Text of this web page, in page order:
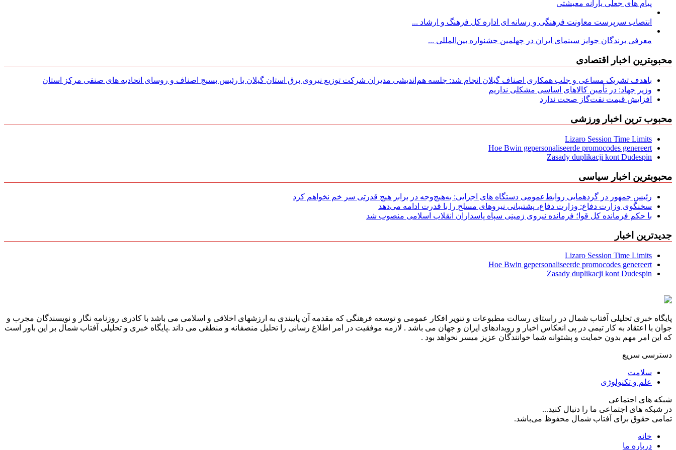
پیام های جعلی یارانه معیشتی
انتصاب سرپرست معاونت فرهنگی و رسانه ای اداره کل فرهنگ و ارشاد ...
معرفی برندگان جوایز سینمای ایران در چهلمین جشنواره بین‌المللی ...
محبوبترین اخبار اقتصادی
باهدف تشریک مساعی و جلب همکاری اصناف گیلان انجام شد: جلسه هم‌اندیشی مدیران شركت توزیع نیروی برق استان گیلان با رئیس بسیج اصناف و روسای اتحادیه های صنفی مركز استان
وزیر جهاد: در تأمین کالاهای اساسی مشکلی نداریم
افزایش قیمت نفت‌گاز صحت ندارد
محبوب ترین اخبار ورزشی
Lizaro Session Time Limits
Hoe Bwin gepersonaliseerde promocodes genereert
Zasady duplikacji kont Dudespin
محبوبترین اخبار سیاسی
رئیس جمهور در گردهمایی روابط‌عمومی دستگاه های اجرایی: به‌هیچ‌وجه در برابر هیچ قدرتی سر خم نخواهم کرد
سخنگوی وزارت دفاع: وزارت دفاع، پشتیبانی نیرو‌های مسلح را با قدرت ادامه می‌دهد
با حکم فرمانده کل قوا؛ فرمانده نیروی زمینی سپاه پاسداران انقلاب اسلامی منصوب شد
جدیدترین اخبار
Lizaro Session Time Limits
Hoe Bwin gepersonaliseerde promocodes genereert
Zasady duplikacji kont Dudespin
پایگاه خبری تحلیلی آفتاب شمال در راستای رسالت مطبوعات و تنویر افکار عمومی و توسعه فرهنگی که مقدمه آن پایبندی به ارزشهای اخلاقی و اسلامی می باشد با کادری روزنامه نگار و نویسندگان مجرب و
جوان با اعتقاد به کار تیمی در پی انعکاس اخبار و رویدادهای ایران و جهان می باشد . لازمه موفقیت در امر اطلاع رسانی را تحلیل منصفانه و منطقی می داند .پایگاه خبری و تحلیلی آفتاب شمال بر این باور است
که این امر مهم بدون حمایت و پشتوانه شما خوانندگان عزیز میسر نخواهد بود .
دسترسی سریع
سلامت
علم و تکنولوژی
شبکه های اجتماعی
در شبکه های اجتماعی ما را دنبال کنید...
تمامی حقوق برای آفتاب شمال محفوظ می‌باشد.
خانه
درباره ما